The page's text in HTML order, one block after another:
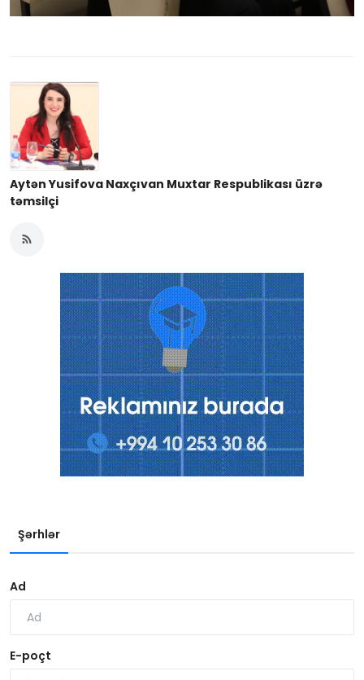
Aytən Yusifova Naxçıvan Muxtar Respublikası üzrə
təmsilçi
Şərhlər
Ad
E-poçt